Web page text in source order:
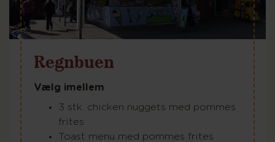
Regnbuen
Vælg imellem
3 stk. chicken nuggets med pommes
frites
Toast menu med pommes frites